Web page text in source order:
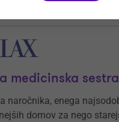
medicinska
naročnika, enega
domov za nego